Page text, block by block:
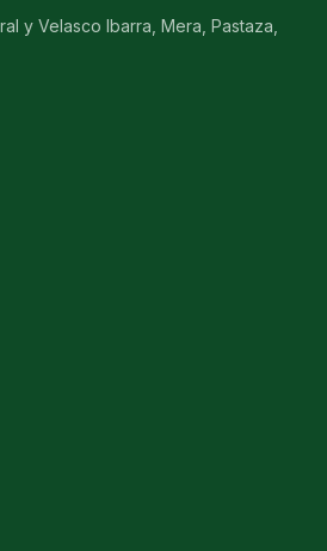
y Velasco Ibarra, Mera, Pastaza,